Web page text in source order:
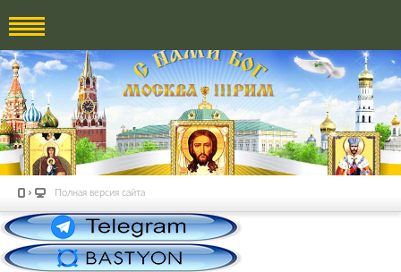
Полная версия сайта